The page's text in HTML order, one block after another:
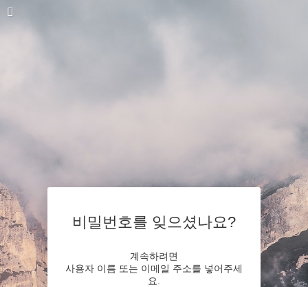
비밀번호를 잊으셨나요?
계속하려면
사용자 이름 또는 이메일 주소를 넣어주세
요.